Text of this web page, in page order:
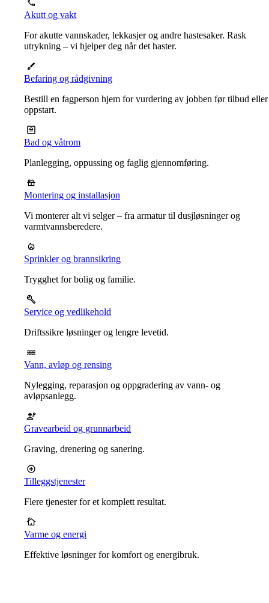
Akutt og vakt
For akutte vannskader, lekkasjer og andre hastesaker. Rask
utrykning – vi hjelper deg når det haster.
Befaring og rådgivning
Bestill en fagperson hjem for vurdering av jobben før tilbud eller
oppstart.
Bad og våtrom
Planlegging, oppussing og faglig gjennomføring.
Montering og installasjon
Vi monterer alt vi selger – fra armatur til dusjløsninger og
varmtvannsberedere.
Sprinkler og brannsikring
Trygghet for bolig og familie.
Service og vedlikehold
Driftssikre løsninger og lengre levetid.
Vann, avløp og rensing
Nylegging, reparasjon og oppgradering av vann- og
avløpsanlegg.
Gravearbeid og grunnarbeid
Graving, drenering og sanering.
Tilleggstjenester
Flere tjenester for et komplett resultat.
Varme og energi
Effektive løsninger for komfort og energibruk.